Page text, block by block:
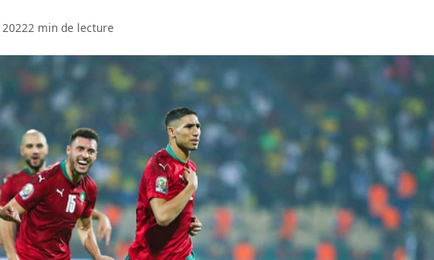
2 min de lecture